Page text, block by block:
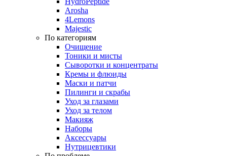
Arosha
4Lemons
Majestic
По категориям
Очищение
Тоники и мисты
Сыворотки и концентраты
Кремы и флюиды
Маски и патчи
Пилинги и скрабы
Уход за глазами
Уход за телом
Макияж
Наборы
Аксессуары
Нутрицевтики